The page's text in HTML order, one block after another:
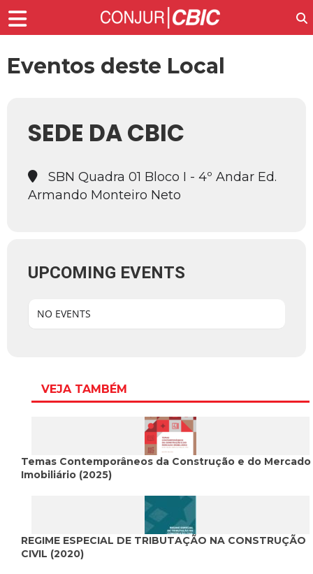
Eventos deste Local
SEDE DA CBIC
SBN Quadra 01 Bloco I - 4º Andar Ed.
Armando Monteiro Neto
UPCOMING EVENTS
NO EVENTS
VEJA TAMBÉM
Temas Contemporâneos da Construção e do Mercado
Imobiliário (2025)
REGIME ESPECIAL DE TRIBUTAÇÃO NA CONSTRUÇÃO
CIVIL (2020)